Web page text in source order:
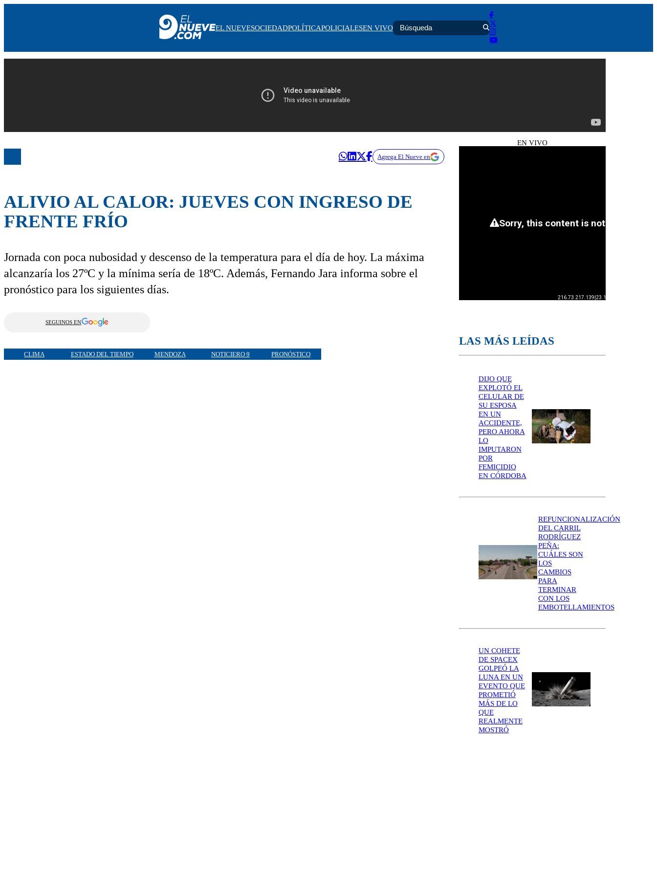
EL NUEVESOCIEDADPOLÍTICAPOLICIALESEN VIVO
Agrega El Nueve en
ALIVIO AL CALOR: JUEVES CON INGRESO DE
FRENTE FRÍO
Jornada con poca nubosidad y descenso de la temperatura para el día de hoy. La máxima
alcanzaría los 27ºC y la mínima sería de 18ºC. Además, Fernando Jara informa sobre el
pronóstico para los siguientes días.
SEGUINOS EN
CLIMA ESTADO DEL TIEMPO MENDOZA NOTICIERO 9 PRONÓSTICO
EN VIVO
LAS MÁS LEÍDAS
DIJO QUE
EXPLOTÓ EL
CELULAR DE
SU ESPOSA
EN UN
ACCIDENTE,
PERO AHORA
LO
IMPUTARON
POR
FEMICIDIO
EN CÓRDOBA
REFUNCIONALIZACIÓN
DEL CARRIL
RODRÍGUEZ
PEÑA:
CUÁLES SON
LOS
CAMBIOS
PARA
TERMINAR
CON LOS
EMBOTELLAMIENTOS
UN COHETE
DE SPACEX
GOLPEÓ LA
LUNA EN UN
EVENTO QUE
PROMETIÓ
MÁS DE LO
QUE
REALMENTE
MOSTRÓ